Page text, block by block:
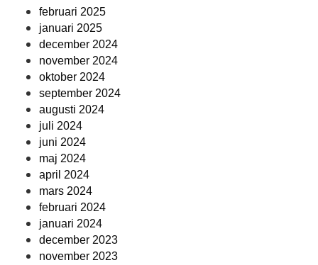
februari 2025
januari 2025
december 2024
november 2024
oktober 2024
september 2024
augusti 2024
juli 2024
juni 2024
maj 2024
april 2024
mars 2024
februari 2024
januari 2024
december 2023
november 2023